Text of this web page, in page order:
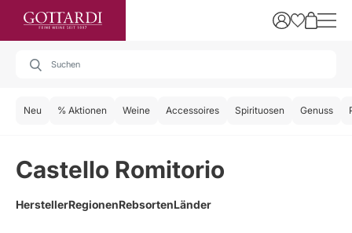
Neu % Aktionen Weine Accessoires Spirituosen Genuss
Castello Romitorio
HerstellerRegionenRebsortenLänder